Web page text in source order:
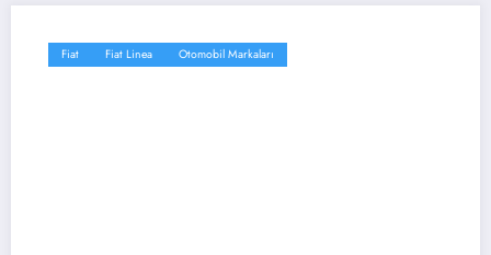
Fiat Fiat Linea Otomobil Markaları